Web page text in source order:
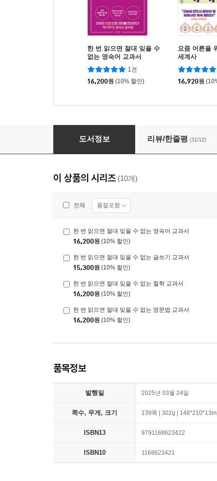
한 번 읽으면 절대 잊을 수
없는 영숙어 교과서
1건
16,200원 (10% 할인)
요즘 어른을
세계사
16,920원
한 번 읽으면 절대 잊을 수 없는 글쓰기 교과서
도서정보 리뷰/한줄평 (31/12)
이 상품의 시리즈 (10개)
전체 품절포함
한 번 읽으면 절대 잊을 수 없는 영숙어 교과서
16,200원 (10% 할인)
한 번 읽으면 절대 잊을 수 없는 글쓰기 교과서
15,300원 (10% 할인)
한 번 읽으면 절대 잊을 수 없는 철학 교과서
16,200원 (10% 할인)
한 번 읽으면 절대 잊을 수 없는 영문법 교과서
16,200원 (10% 할인)
품목정보
발행일 2025년 03월 24일
쪽수, 무게, 크기 139쪽 | 302g |
ISBN13 9791168623422
ISBN10 1168623421